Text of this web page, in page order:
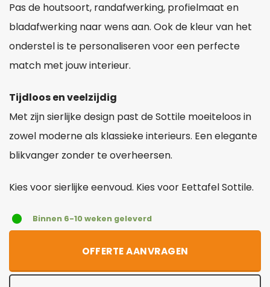
Pas de houtsoort, randafwerking, profielmaat en
bladafwerking naar wens aan. Ook de kleur van het
onderstel is te personaliseren voor een perfecte
match met jouw interieur.
Tijdloos en veelzijdig
Met zijn sierlijke design past de Sottile moeiteloos in
zowel moderne als klassieke interieurs. Een elegante
blikvanger zonder te overheersen.
Kies voor sierlijke eenvoud. Kies voor Eettafel Sottile.
Binnen 6-10 weken geleverd
OFFERTE AANVRAGEN